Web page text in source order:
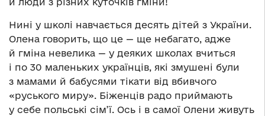
Нині у школі навчається десять дітей з України.
Олена говорить, що це — ще небагато, адже
й гміна невелика — у деяких школах вчиться
і по 30 маленьких українців, які змушені були
з мамами й бабусями тікати від вбивчого
«руського миру». Біженців радо приймають
у себе польські сім’ї. Ось і в самої Олени живуть